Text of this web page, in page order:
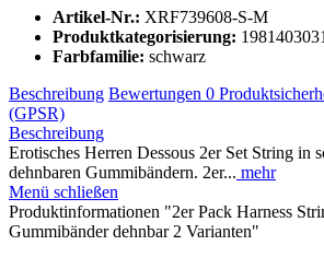
Artikel-Nr.: XRF739608-S-M
Produktkategorisierung: 1981403031
Farbfamilie: schwarz
Beschreibung Bewertungen 0
(GPSR)
Beschreibung
Erotisches Herren Dessous 2er Set String in
dehnbaren Gummibändern. 2er... mehr
Menü schließen
Produktinformationen "2er Pack Harness
Gummibänder dehnbar 2 Varianten"